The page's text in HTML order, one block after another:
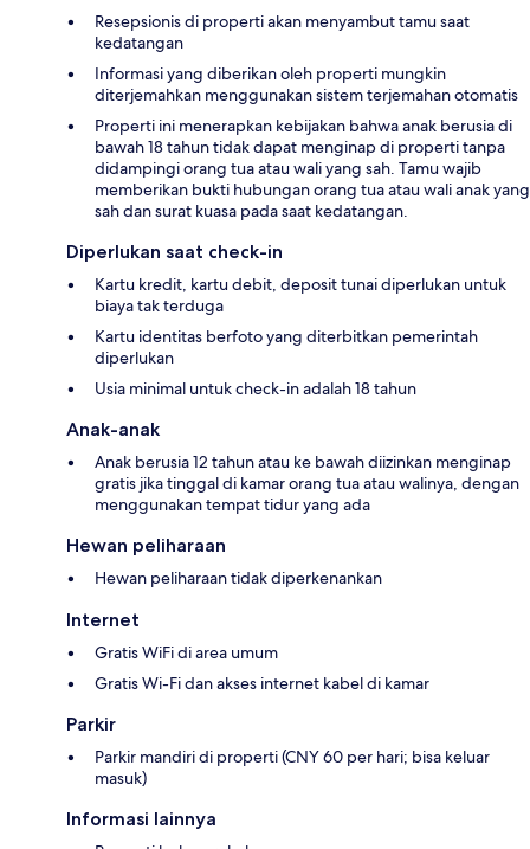
Resepsionis di properti akan menyambut tamu saat
kedatangan
Informasi yang diberikan oleh properti mungkin
diterjemahkan menggunakan sistem terjemahan otomatis
Properti ini menerapkan kebijakan bahwa anak berusia di
bawah 18 tahun tidak dapat menginap di properti tanpa
didampingi orang tua atau wali yang sah. Tamu wajib
memberikan bukti hubungan orang tua atau wali anak yang
sah dan surat kuasa pada saat kedatangan.
Diperlukan saat check-in
Kartu kredit, kartu debit, deposit tunai diperlukan untuk
biaya tak terduga
Kartu identitas berfoto yang diterbitkan pemerintah
diperlukan
Usia minimal untuk check-in adalah 18 tahun
Anak-anak
Anak berusia 12 tahun atau ke bawah diizinkan menginap
gratis jika tinggal di kamar orang tua atau walinya, dengan
menggunakan tempat tidur yang ada
Hewan peliharaan
Hewan peliharaan tidak diperkenankan
Internet
Gratis WiFi di area umum
Gratis Wi-Fi dan akses internet kabel di kamar
Parkir
Parkir mandiri di properti (CNY 60 per hari; bisa keluar
masuk)
Informasi lainnya